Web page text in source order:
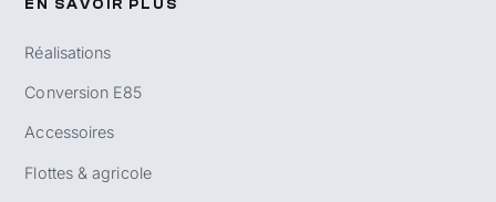
EN SAVOIR PLUS
Réalisations
Conversion E85
Accessoires
Flottes & agricole